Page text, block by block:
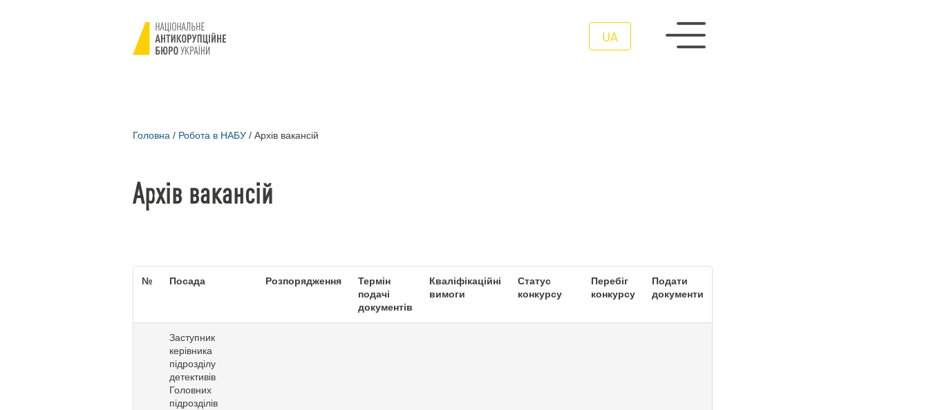
UA
Головна / Робота в НАБУ / Архів вакансій
Архів вакансій
№ Посада Розпорядження
Термін
подачі
документів
Кваліфікаційні
вимоги
Статус
конкурсу
Перебіг
конкурсу
Подати
документи
Заступник
керівника
підрозділу
детективів
Головних
підрозділів